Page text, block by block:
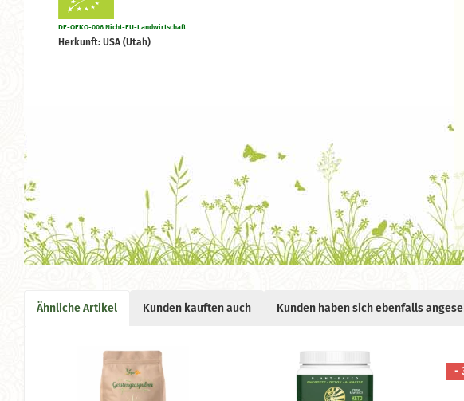
DE-OEKO-006 Nicht-EU-Landwirtschaft
Herkunft: USA (Utah)
Ähnliche Artikel Kunden kauften auch Kunden haben sich ebenfalls
-